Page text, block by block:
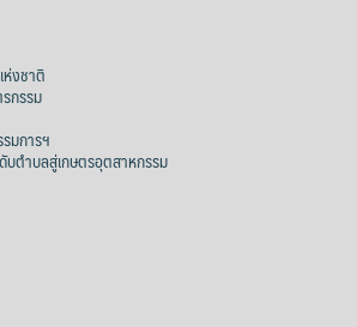
งชาติ
กรรม
มการฯ
ตำบลสู่เกษตรอุตสาหกรรม